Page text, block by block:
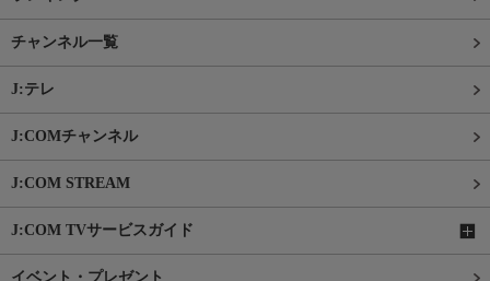
チャンネル一覧
J:テレ
J:COMチャンネル
J:COM STREAM
J:COM TVサービスガイド
イベント・プレゼント